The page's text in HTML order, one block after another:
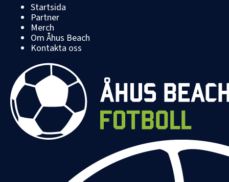
Startsida
Partner
Merch
Om Åhus Beach
Kontakta oss